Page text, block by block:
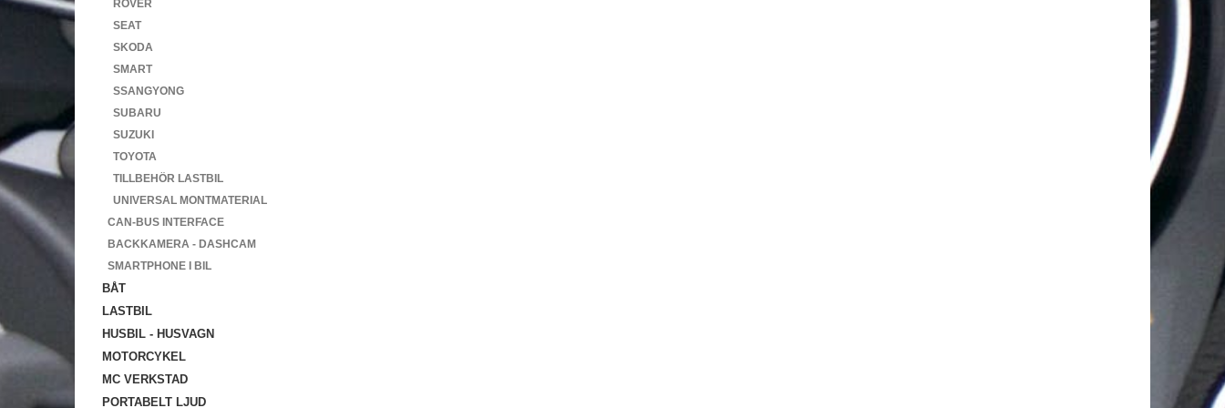
ROVER
SEAT
SKODA
SMART
SSANGYONG
SUBARU
SUZUKI
TOYOTA
TILLBEHÖR LASTBIL
UNIVERSAL MONTMATERIAL
CAN-BUS INTERFACE
BACKKAMERA - DASHCAM
SMARTPHONE I BIL
BÅT
LASTBIL
HUSBIL - HUSVAGN
MOTORCYKEL
MC VERKSTAD
PORTABELT LJUD